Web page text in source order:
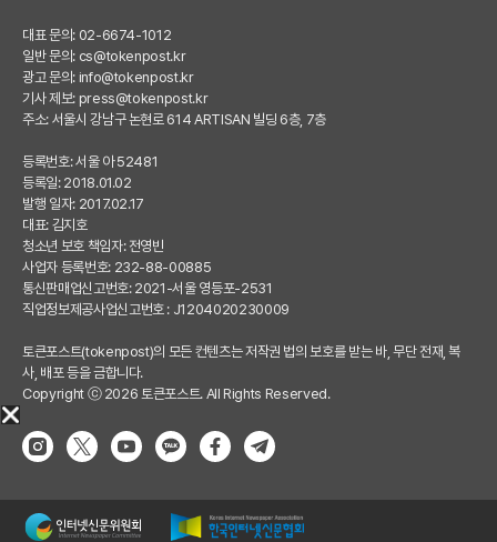
대표 문의: 02-6674-1012
일반 문의: cs@tokenpost.kr
광고 문의: info@tokenpost.kr
기사 제보: press@tokenpost.kr
주소: 서울시 강남구 논현로 614 ARTISAN 빌딩 6층, 7층
등록번호: 서울 아 52481
등록일: 2018.01.02
발행 일자: 2017.02.17
대표: 김지호
청소년 보호 책임자: 전영빈
사업자 등록번호: 232-88-00885
통신판매업신고번호: 2021-서울 영등포-2531
직업정보제공사업신고번호 : J1204020230009
토큰포스트(tokenpost)의 모든 컨텐츠는 저작권 법의 보호를 받는 바, 무단 전재, 복
사, 배포 등을 금합니다.
Copyright ⓒ 2026 토큰포스트. All Rights Reserved.